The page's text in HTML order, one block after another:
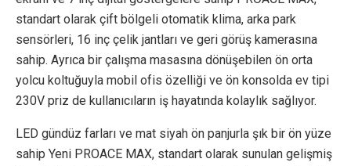
standart olarak çift bölgeli otomatik klima, arka park
sensörleri, 16 inç çelik jantları ve geri görüş kamerasına
sahip. Ayrıca bir çalışma masasına dönüşebilen ön orta
yolcu koltuğuyla mobil ofis özelliği ve ön konsolda ev tipi
230V priz de kullanıcıların iş hayatında kolaylık sağlıyor.
LED gündüz farları ve mat siyah ön panjurla şık bir ön yüze
sahip Yeni PROACE MAX, standart olarak sunulan gelişmiş